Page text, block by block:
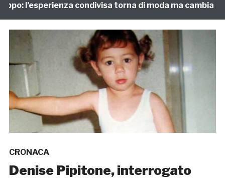
l’esperienza condivisa torna di moda ma cambia
CRONACA
Denise Pipitone, interrogato